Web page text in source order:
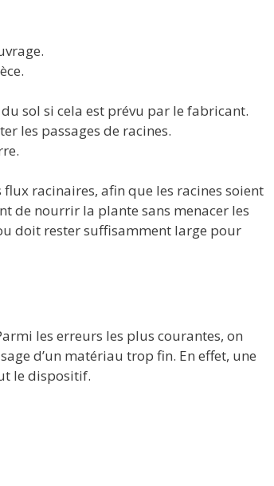
sol si cela est prévu par le fabricant.
les passages de racines.
racinaires, afin que les racines soient
de nourrir la plante sans menacer les
doit rester suffisamment large pour
les erreurs les plus courantes, on
d’un matériau trop fin. En effet, une
le dispositif.